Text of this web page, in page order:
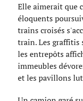
Elle aimerait que
éloquents
trains croisés
train. Les graffitis
les entrepôts
immeubles
et les pavillons